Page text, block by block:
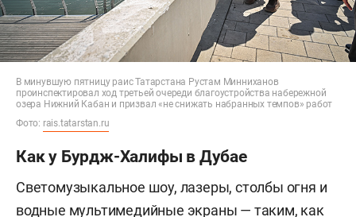
В минувшую пятницу раис Татарстана Рустам Минниханов
проинспектировал ход третьей очереди благоустройства набережной
озера Нижний Кабан и призвал «не снижать набранных темпов» работ
Фото: rais.tatarstan.ru
Как у Бурдж-Халифы в Дубае
Светомузыкальное шоу, лазеры, столбы огня и
водные мультимедийные экраны — таким, как